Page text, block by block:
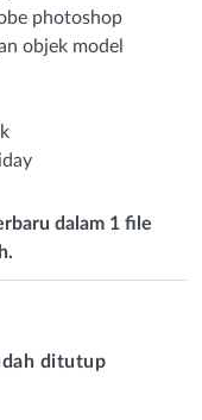
photoshop
objek model
dalam 1 file
ditutup